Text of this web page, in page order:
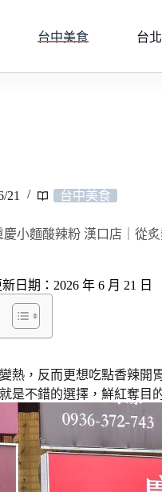
台中美食 台
21 台中美食
慶小麵酸辣粉 漢口店｜從
日期：2026 年 6 月 21 日
熱，反而更想吃點香辣開
是不錯的選擇，鮮紅奪目